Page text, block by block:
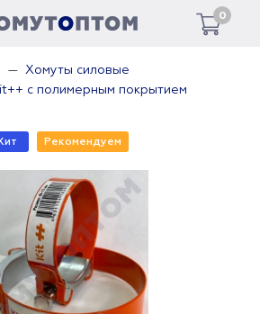
0
Хомуты силовые
с полимерным покрытием
Рекомендуем